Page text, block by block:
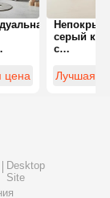
и
цена
серый
с
прочный,
Лучшая
Desktop
Site